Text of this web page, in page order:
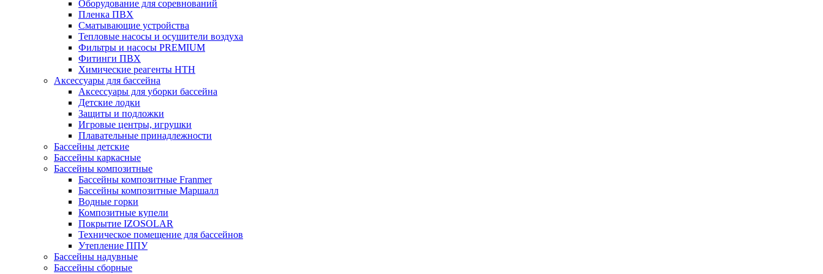
Оборудование для соревнований
Пленка ПВХ
Сматывающие устройства
Тепловые насосы и осушители воздуха
Фильтры и насосы PREMIUM
Фитинги ПВХ
Химические реагенты HTH
Аксессуары для бассейна
Аксессуары для уборки бассейна
Детские лодки
Защиты и подложки
Игровые центры, игрушки
Плавательные принадлежности
Бассейны детские
Бассейны каркасные
Бассейны композитные
Бассейны композитные Franmer
Бассейны композитные Маршалл
Водные горки
Композитные купели
Покрытие IZOSOLAR
Техническое помещение для бассейнов
Утепление ППУ
Бассейны надувные
Бассейны сборные